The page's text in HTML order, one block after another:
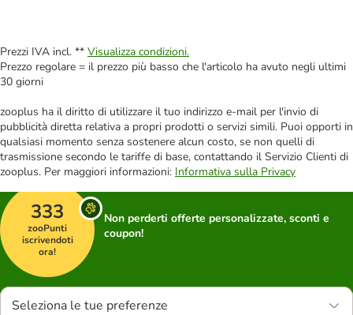
Prezzi IVA incl. ** Visualizza condizioni.
Prezzo regolare = il prezzo più basso che l'articolo ha avuto negli ultimi
30 giorni
zooplus ha il diritto di utilizzare il tuo indirizzo e-mail per l'invio di
pubblicità diretta relativa a propri prodotti o servizi simili. Puoi opporti in
qualsiasi momento senza sostenere alcun costo, se non quelli di
trasmissione secondo le tariffe di base, contattando il Servizio Clienti di
zooplus. Per maggiori informazioni: Informativa sulla Privacy
333
zooPunti
iscrivendoti
ora!
Non perderti offerte personalizzate, sconti e
coupon!
Seleziona le tue preferenze